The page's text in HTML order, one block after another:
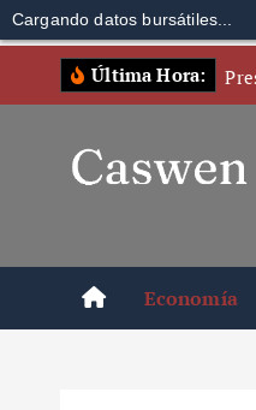
Cargando datos bursátiles...
Última Hora:
Economía